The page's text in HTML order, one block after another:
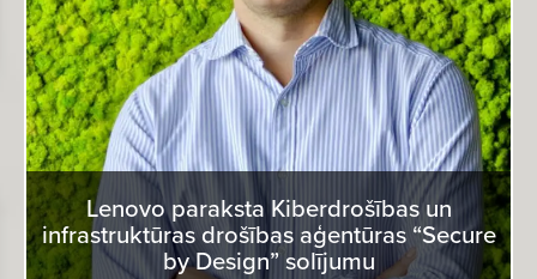
Lenovo paraksta Kiberdrošības un
infrastruktūras drošības aģentūras “Secure
by Design” solījumu